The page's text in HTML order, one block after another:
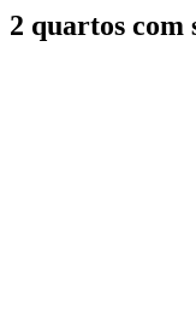
2 quartos com